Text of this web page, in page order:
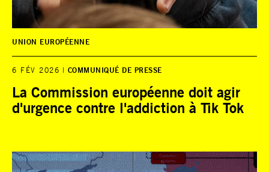
UNION EUROPÉENNE
6 FÉV 2026 COMMUNIQUÉ DE PRESSE
La Commission européenne doit agir
d'urgence contre l'addiction à Tik Tok